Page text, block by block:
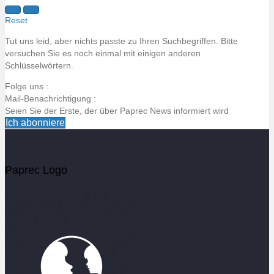
Reset
Tut uns leid, aber nichts passte zu Ihren Suchbegriffen. Bitte
versuchen Sie es noch einmal mit einigen anderen
Schlüsselwörtern.
Folge uns :
Mail-Benachrichtigung :
Seien Sie der Erste, der über Paprec News informiert wird
Ich abonniere
Paprec Logo